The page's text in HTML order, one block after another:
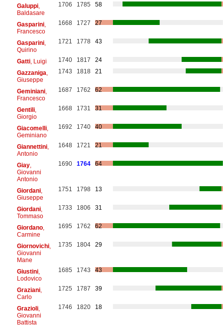
Galuppi,
Baldasare
1706 1785 58
Gasparini,
Francesco
1668 1727 27
Gasparini,
Quirino
1721 1778 43
Gatti, Luigi 1740 1817
24
Gazzaniga
Giuseppe
1743 1818 21
Geminiani,
Francesco
1687 1762 62
Gentili,
Giorgio
1668 1731 31
Giacomelli,
Geminiano
1692 1740 40
Giannettini,
Antonio
1648 1721 21
Giay,
Giovanni
Antonio
1690 1764 64
Giordani,
Giuseppe
1751 1798 13
Giordani,
Tommaso
1733 1806 31
Giordano,
Carmine
1695 1762 62
Giornovichi,
Giovanni
Mane
1735 1804 29
Giustini,
Lodovico
1685 1743 43
Graziani,
Carlo
1725 1787 39
Grazioli,
Giovanni
Battista
1746 1820 18